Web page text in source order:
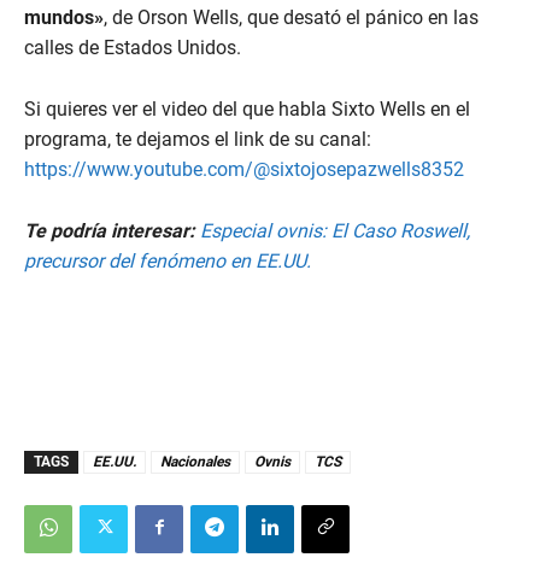
mundos», de Orson Wells, que desató el pánico en las
calles de Estados Unidos.
Si quieres ver el video del que habla Sixto Wells en el
programa, te dejamos el link de su canal:
https://www.youtube.com/@sixtojosepazwells8352
Te podría interesar: Especial ovnis: El Caso Roswell,
precursor del fenómeno en EE.UU.
TAGS EE.UU. Nacionales Ovnis TCS